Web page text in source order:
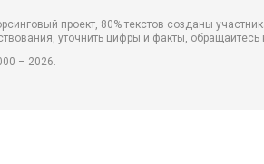
проект, 80% текстов созданы
уточнить цифры и факты,
– 2026.